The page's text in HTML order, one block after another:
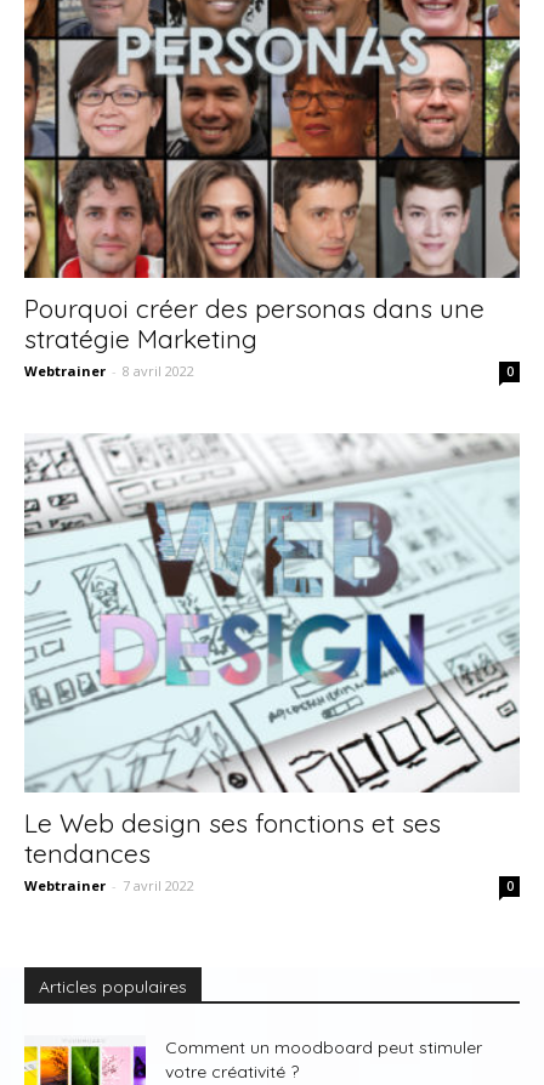
Pourquoi créer des personas dans une
stratégie Marketing
Webtrainer - 8 avril 2022 0
Le Web design ses fonctions et ses
tendances
Webtrainer - 7 avril 2022 0
Articles populaires
Comment un moodboard peut stimuler
votre créativité ?